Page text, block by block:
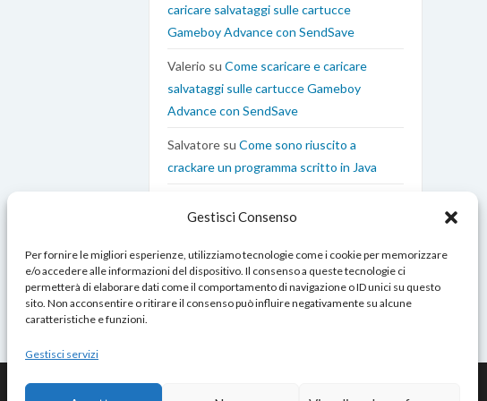
Gestisci Consenso
Per fornire le migliori esperienze, utilizziamo tecnologie come i cookie per memorizzare
e/o accedere alle informazioni del dispositivo. Il consenso a queste tecnologie ci
permetterà di elaborare dati come il comportamento di navigazione o ID unici su questo
sito. Non acconsentire o ritirare il consenso può influire negativamente su alcune
caratteristiche e funzioni.
Gestisci servizi
caricare salvataggi sulle cartucce
Gameboy Advance con SendSave
Valerio su Come scaricare e caricare
salvataggi sulle cartucce Gameboy
Advance con SendSave
Salvatore su Come sono riuscito a
crackare un programma scritto in Java
Gameboy Advance al Computer con